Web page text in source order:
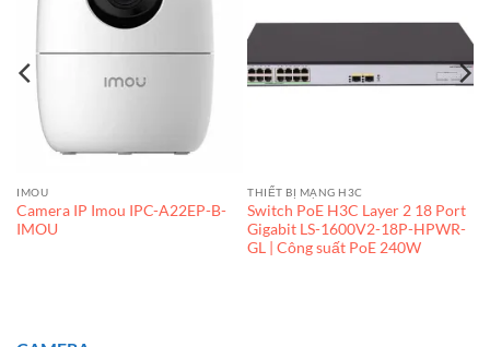
IMOU
Camera IP Imou IPC-A22EP-B-
IMOU
THIẾT BỊ MẠNG H3C
Switch PoE H3C Layer 2 18 Port
Gigabit LS-1600V2-18P-HPWR-
GL | Công suất PoE 240W